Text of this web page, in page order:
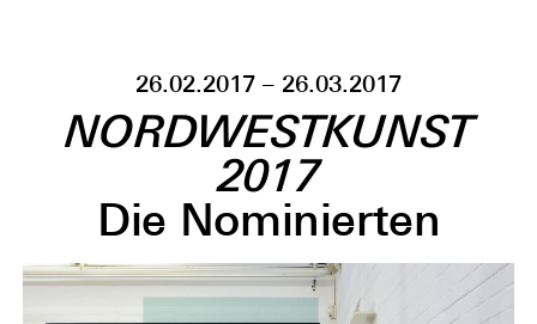
26.02.2017 – 26.03.2017
NORDWESTKUNST
2017
Die Nominierten